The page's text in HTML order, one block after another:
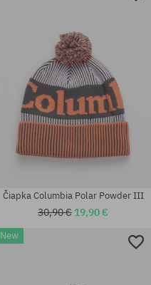
Čiapka Columbia Polar Powder III
30,90 € 19,90 €
New